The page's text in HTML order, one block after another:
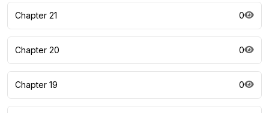
Chapter 21 0
Chapter 20 0
Chapter 19 0